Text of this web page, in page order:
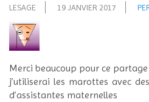
LESAGE 19 JANVIER 2017
Merci beaucoup pour ce partage
j’utiliserai les marottes avec
d’assistantes maternelles